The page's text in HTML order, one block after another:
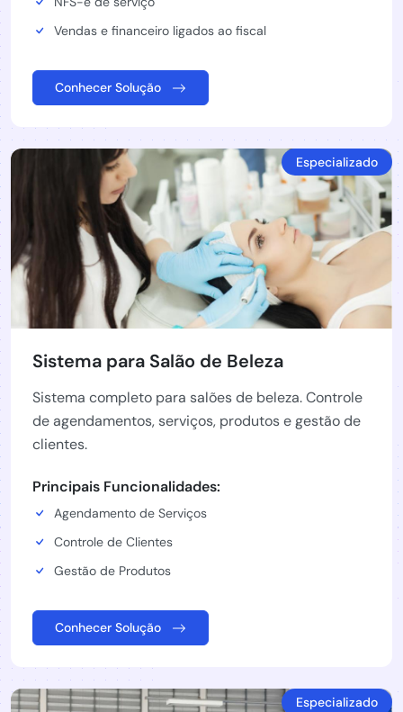
Vendas e financeiro ligados ao fiscal
Conhecer Solução
Especializado
Sistema para Salão de Beleza
Sistema completo para salões de beleza. Controle
de agendamentos, serviços, produtos e gestão de
clientes.
Principais Funcionalidades:
Agendamento de Serviços
Controle de Clientes
Gestão de Produtos
Conhecer Solução
Especializado